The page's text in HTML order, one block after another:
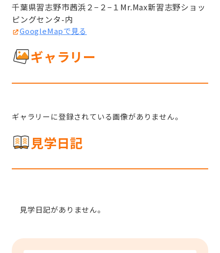
千葉県習志野市茜浜２−２−１Mr.Max新習志野ショッ
ピングセンタ-内
GoogleMapで見る
ギャラリー
ギャラリーに登録されている画像がありません。
見学日記
見学日記がありません。